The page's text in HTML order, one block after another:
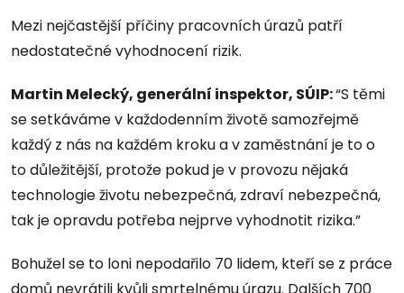
Mezi nejčastější příčiny pracovních úrazů patří
nedostatečné vyhodnocení rizik.
Martin Melecký, generální inspektor, SÚIP:“S těmi
se setkáváme v každodenním životě samozřejmě
každý z nás na každém kroku a v zaměstnání je to o
to důležitější, protože pokud je v provozu nějaká
technologie životu nebezpečná, zdraví nebezpečná,
tak je opravdu potřeba nejprve vyhodnotit rizika.”
Bohužel se to loni nepodařilo 70 lidem, kteří se z práce
domů nevrátili kvůli smrtelnému úrazu. Dalších 700